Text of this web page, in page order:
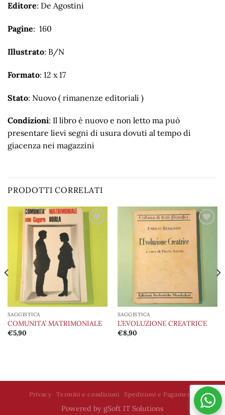
Editore: De Agostini
Pagine: 160
Illustrato: B/N
Formato: 12 x 17
Stato: Nuovo ( rimanenze editoriali )
Condizioni: Il libro è nuovo e non letto ma può
presentare lievi segni di usura dovuti al tempo di
giacenza nei magazzini
PRODOTTI CORRELATI
alla lista
desideri
SAGGISTICA
COMUNITA’ MATRIMONIALE
€5,90
Aggiungi
SAGGISTICA
L’EVOLUZIONE CREATRICE
€8,90
Privacy Termini e condizioni Spedizioni e Pagamenti
Powered by gSoft IT Solutions